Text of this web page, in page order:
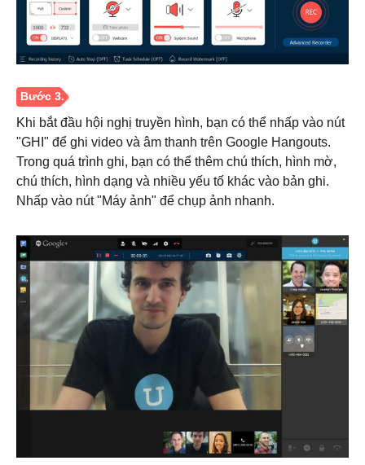
Bước 2.
Khi bắt đầu hội nghị truyền hình, bạn có thể nhấp vào nút
"GHI" để ghi video và âm thanh trên Google Hangouts.
Trong quá trình ghi, bạn có thể thêm chú thích, hình mờ,
chú thích, hình dạng và nhiều yếu tố khác vào bản ghi.
Nhấp vào nút "Máy ảnh" để chụp ảnh nhanh.